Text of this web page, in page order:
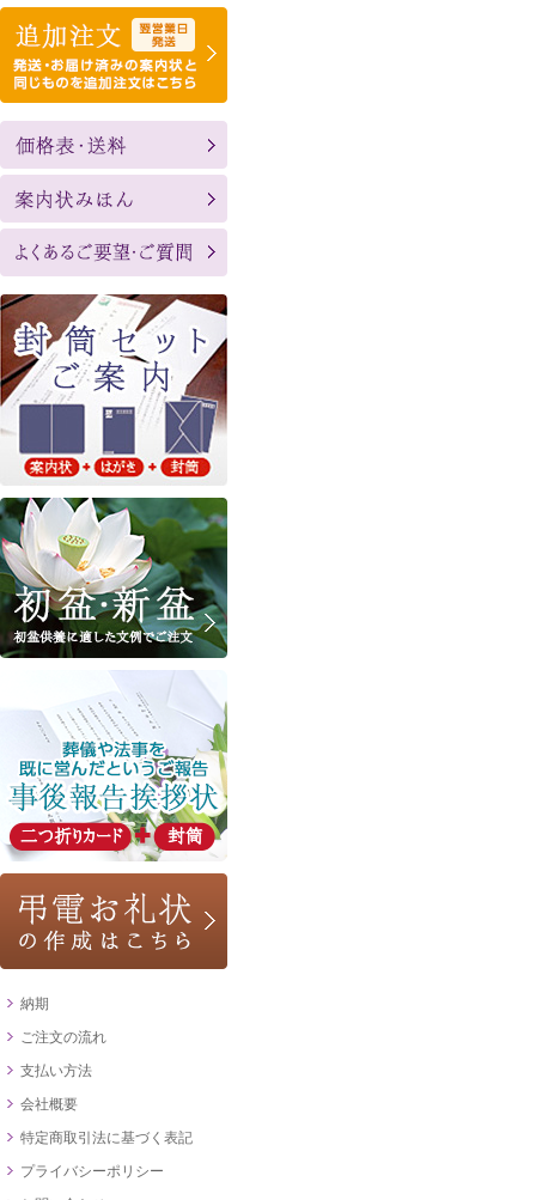
納期
ご注文の流れ
支払い方法
会社概要
特定商取引法に基づく表記
プライバシーポリシー